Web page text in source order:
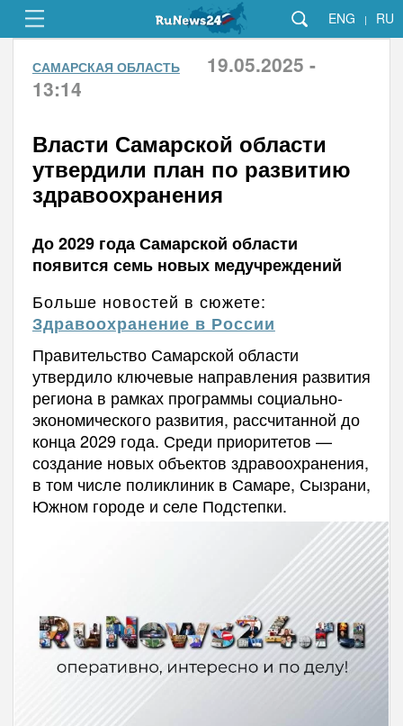
ENG | RU
САМАРСКАЯ ОБЛАСТЬ
19.05.2025 -
13:14
Власти Самарской области
утвердили план по развитию
здравоохранения
До 2029 года Самарской области
появится семь новых медучреждений
Больше новостей в сюжете:
Здравоохранение в России
Правительство Самарской области
утвердило ключевые направления развития
региона в рамках программы социально-
экономического развития, рассчитанной до
конца 2029 года. Среди приоритетов —
создание новых объектов здравоохранения,
в том числе поликлиник в Самаре, Сызрани,
Южном городе и селе Подстепки.